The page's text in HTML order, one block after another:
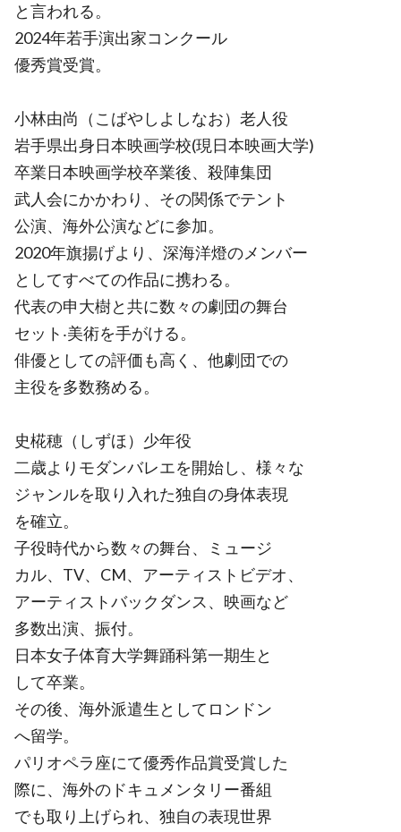
と言われる。
2024年若手演出家コンクール
優秀賞受賞。
小林由尚（こばやしよしなお）老人役
岩手県出身日本映画学校(現日本映画大学)
卒業日本映画学校卒業後、殺陣集団
武人会にかかわり、その関係でテント
公演、海外公演などに参加。
2020年旗揚げより、深海洋燈のメンバー
としてすべての作品に携わる。
代表の申大樹と共に数々の劇団の舞台
セット‧美術を手がける。
俳優としての評価も高く、他劇団での
主役を多数務める。
史椛穂（しずほ）少年役
二歳よりモダンバレエを開始し、様々な
ジャンルを取り入れた独自の身体表現
を確立。
子役時代から数々の舞台、ミュージ
カル、TV、CM、アーティストビデオ、
アーティストバックダンス、映画など
多数出演、振付。
日本女子体育大学舞踊科第一期生と
して卒業。
その後、海外派遣生としてロンドン
へ留学。
パリオペラ座にて優秀作品賞受賞した
際に、海外のドキュメンタリー番組
でも取り上げられ、独自の表現世界